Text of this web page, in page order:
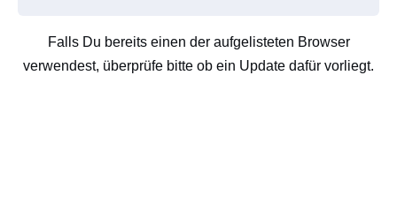
Falls Du bereits einen der aufgelisteten Browser
verwendest, überprüfe bitte ob ein Update dafür vorliegt.